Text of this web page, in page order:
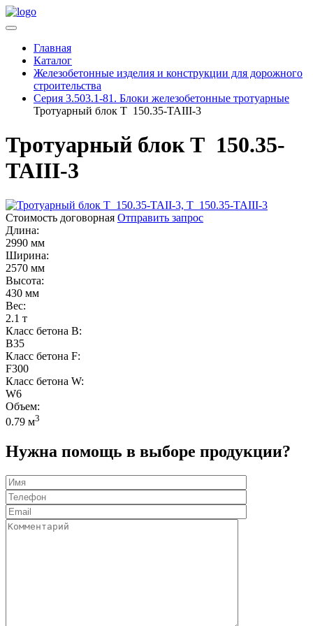
Главная
Каталог
Железобетонные изделия и конструкции для дорожного
строительства
Серия 3.503.1-81. Блоки железобетонные тротуарные
Тротуарный блок Т 150.35-TAIII-3
Тротуарный блок Т 150.35-
TAIII-3
Стоимость договорная Отправить запрос
Длина:
2990 мм
Ширина:
2570 мм
Высота:
430 мм
Вес:
2.1 т
Класс бетона B:
B35
Класс бетона F:
F300
Класс бетона W:
W6
Объем:
0.79 м3
Нужна помощь в выборе продукции?